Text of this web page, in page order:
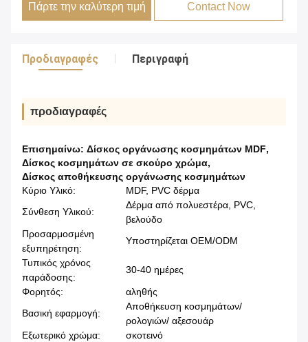
Πάρτε την καλύτερη τιμή Contact Now
Προδιαγραφές Περιγραφή
προδιαγραφές
Επισημαίνω: Δίσκος οργάνωσης κοσμημάτων MDF,
Δίσκος κοσμημάτων σε σκούρο χρώμα,
Δίσκος αποθήκευσης οργάνωσης κοσμημάτων
Κύριο Υλικό:
MDF, PVC δέρμα
Σύνθεση Υλικού:
Δέρμα από πολυεστέρα, PVC,
βελούδο
Προσαρμοσμένη
εξυπηρέτηση:
Υποστηρίζεται OEM/ODM
Τυπικός χρόνος
παράδοσης:
30-40 ημέρες
Φορητός:
αληθής
Βασική εφαρμογή:
Αποθήκευση κοσμημάτων/
ρολογιών/ αξεσουάρ
Εξωτερικό χρώμα:
σκοτεινό